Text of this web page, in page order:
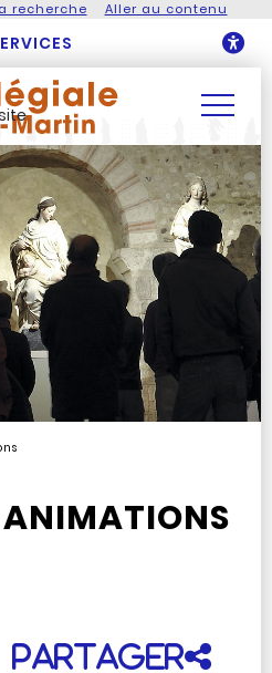
recherche Aller au contenu
ANIMATIONS
Partager